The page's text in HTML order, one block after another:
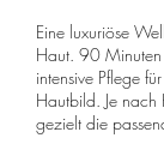
Eine luxuriöse
Haut. 90 Minuten
intensive Pflege
Hautbild. Je
gezielt die